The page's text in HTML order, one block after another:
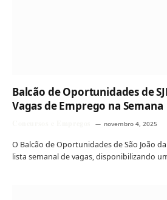
Balcão de Oportunidades de
Vagas de Emprego na Semana
novembro 4, 2025
O Balcão de Oportunidades de São João
lista semanal de vagas, disponibilizando